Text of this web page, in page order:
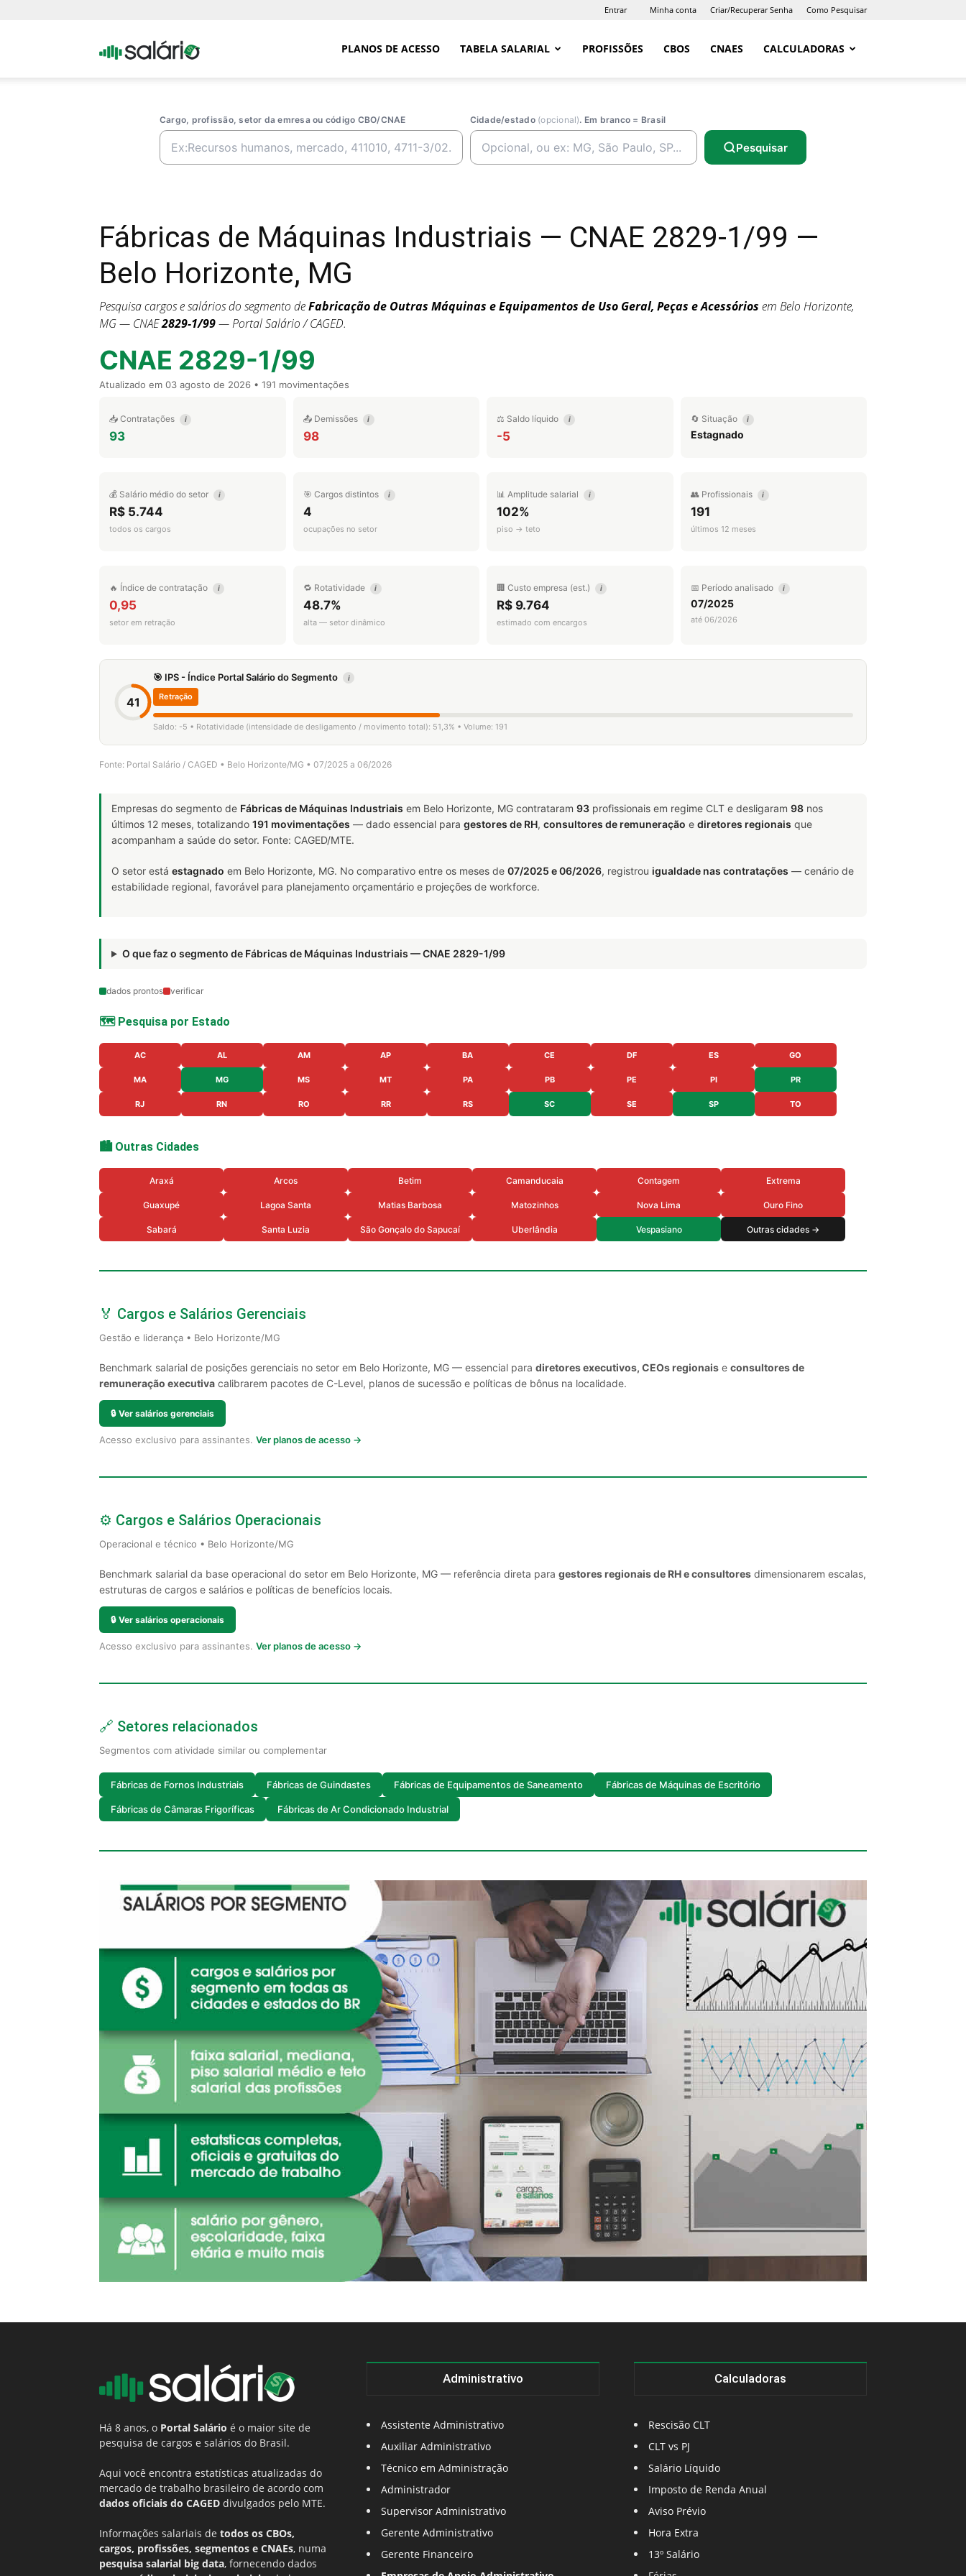
Entrar Minha conta Criar/Recuperar Senha Como Pesquisar
Portal PLANOS DE ACESSO TABELA SALARIAL PROFISSÕES CBOS CNAES CALCULADORAS
Cargo, profissão, setor da emresa ou código CBO/CNAE Cidade/estado (opcional). Em branco = Brasil
Pesquisar
Fábricas de Máquinas Industriais — CNAE 2829-1/99 —
Belo Horizonte, MG
Pesquisa cargos e salários do segmento deFabricação de Outras Máquinas e Equipamentos de Uso Geral, Peças e Acessórios em Belo Horizonte,
MG — CNAE2829-1/99— Portal Salário / CAGED.
CNAE 2829-1/99
Atualizado em 03 agosto de 2026 • 191 movimentações
📥 Contratações i
93
📤 Demissões i
98
⚖️ Saldo líquido i
-5
🔄 Situação i
Estagnado
💰 Salário médio do setor i
R$ 5.744
todos os cargos
🎯 Cargos distintos i
4
ocupações no setor
📊 Amplitude salarial i
102%
piso → teto
👥 Profissionais i
191
últimos 12 meses
🔥 Índice de contratação i
0,95
setor em retração
🔁 Rotatividade i
48.7%
alta — setor dinâmico
🏢 Custo empresa (est.) i
R$ 9.764
estimado com encargos
📅 Período analisado i
07/2025
até 06/2026
41
🎯 IPS - Índice Portal Salário do Segmento i
Retração
Saldo: -5 • Rotatividade (intensidade de desligamento / movimento total): 51,3% • Volume: 191
Fonte: Portal Salário / CAGED • Belo Horizonte/MG • 07/2025 a 06/2026
Empresas do segmento de Fábricas de Máquinas Industriais em Belo Horizonte, MG contrataram 93 profissionais em regime CLT e desligaram 98 nos
últimos 12 meses, totalizando 191 movimentações — dado essencial para gestores de RH, consultores de remuneração e diretores regionais que
acompanham a saúde do setor. Fonte: CAGED/MTE.
O setor está estagnado em Belo Horizonte, MG. No comparativo entre os meses de 07/2025 e 06/2026, registrou igualdade nas contratações — cenário de
estabilidade regional, favorável para planejamento orçamentário e projeções de workforce.
O que faz o segmento de Fábricas de Máquinas Industriais — CNAE 2829-1/99
dados prontos verificar
🗺️ Pesquisa por Estado
AC AL AM AP BA CE DF ES GO
MA MG MS MT PA PB PE PI PR
RJ RN RO RR RS SC SE SP TO
🏙️ Outras Cidades
Araxá Arcos Betim Camanducaia Contagem Extrema
Guaxupé Lagoa Santa Matias Barbosa Matozinhos Nova Lima Ouro Fino
Sabará Santa Luzia São Gonçalo do Sapucaí Uberlândia Vespasiano Outras cidades →
🏅 Cargos e Salários Gerenciais
Gestão e liderança • Belo Horizonte/MG
Benchmark salarial de posições gerenciais no setor em Belo Horizonte, MG — essencial para diretores executivos, CEOs regionais e consultores de
remuneração executiva calibrarem pacotes de C-Level, planos de sucessão e políticas de bônus na localidade.
🔒 Ver salários gerenciais
Acesso exclusivo para assinantes. Ver planos de acesso →
⚙️ Cargos e Salários Operacionais
Operacional e técnico • Belo Horizonte/MG
Benchmark salarial da base operacional do setor em Belo Horizonte, MG — referência direta para gestores regionais de RH e consultores dimensionarem escalas,
estruturas de cargos e salários e políticas de benefícios locais.
🔒 Ver salários operacionais
Acesso exclusivo para assinantes. Ver planos de acesso →
🔗 Setores relacionados
Segmentos com atividade similar ou complementar
Fábricas de Fornos Industriais Fábricas de Guindastes Fábricas de Equipamentos de Saneamento Fábricas de Máquinas de Escritório
Fábricas de Câmaras Frigoríficas Fábricas de Ar Condicionado Industrial
Há 8 anos, o Portal Salário é o maior site de
pesquisa de cargos e salários do Brasil.
Aqui você encontra estatísticas atualizadas do
mercado de trabalho brasileiro de acordo com
dados oficiais do CAGED divulgados pelo MTE.
Informações salariais de todos os CBOs,
cargos, profissões, segmentos e CNAEs, numa
pesquisa salarial big data, fornecendo dados
Administrativo
Assistente Administrativo
Auxiliar Administrativo
Técnico em Administração
Administrador
Supervisor Administrativo
Gerente Administrativo
Gerente Financeiro
Calculadoras
Rescisão CLT
CLT vs PJ
Salário Líquido
Imposto de Renda Anual
Aviso Prévio
Hora Extra
13º Salário